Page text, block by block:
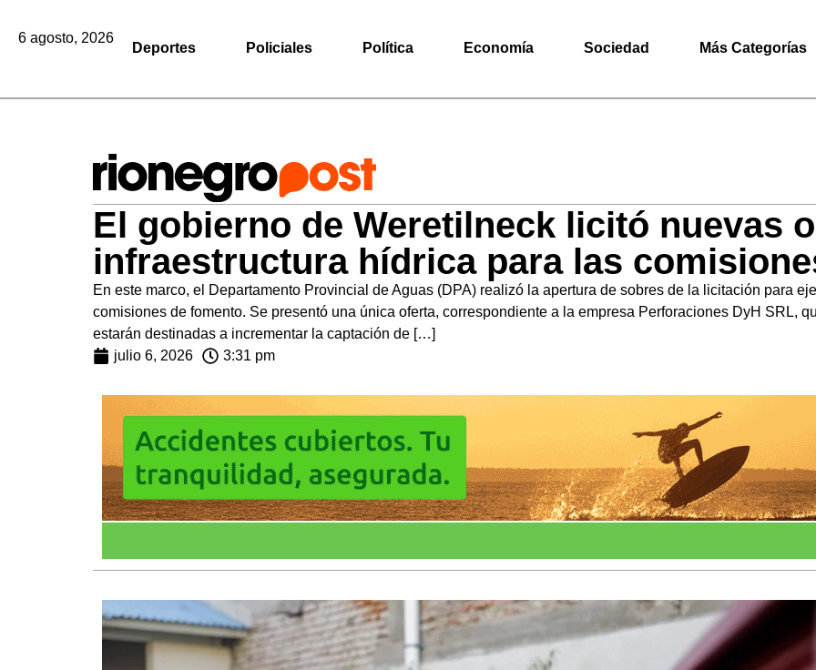
6 agosto, 2026
Deportes Policiales Política Economía Sociedad Más Categorías
El gobierno de Weretilneck licitó nuevas
infraestructura hídrica para las
En este marco, el Departamento Provincial de Aguas (DPA) realizó la apertura de sobres de la licitación para
comisiones de fomento. Se presentó una única oferta, correspondiente a la empresa Perforaciones DyH SRL,
estarán destinadas a incrementar la captación de […]
julio 6, 2026
3:31 pm